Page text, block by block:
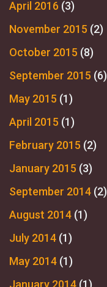
April 2016 (3)
November 2015 (2)
October 2015 (8)
September 2015 (6)
May 2015 (1)
April 2015 (1)
February 2015 (2)
January 2015 (3)
September 2014 (2)
August 2014 (1)
July 2014 (1)
May 2014 (1)
January 2014 (1)